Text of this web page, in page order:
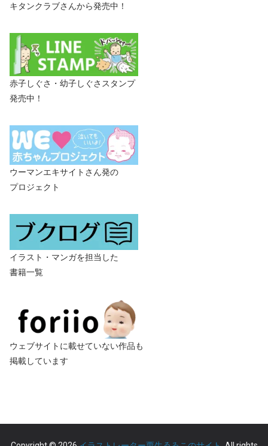
キタンクラブさんから発売中！
赤子しぐさ・幼子しぐさスタンプ
発売中！
ウーマンエキサイトさん発の
プロジェクト
イラスト・マンガを担当した
書籍一覧
ウェブサイトに載せていない作品も
掲載しています